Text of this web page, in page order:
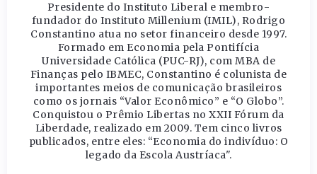
Presidente do Instituto Liberal e membro-
fundador do Instituto Millenium (IMIL), Rodrigo
Constantino atua no setor financeiro desde 1997.
Formado em Economia pela Pontifícia
Universidade Católica (PUC-RJ), com MBA de
Finanças pelo IBMEC, Constantino é colunista de
importantes meios de comunicação brasileiros
como os jornais “Valor Econômico” e “O Globo”.
Conquistou o Prêmio Libertas no XXII Fórum da
Liberdade, realizado em 2009. Tem cinco livros
publicados, entre eles: “Economia do indivíduo: O
legado da Escola Austríaca".